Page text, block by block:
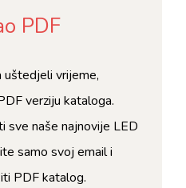
PDF
uštedjeli vrijeme,
verziju kataloga.
sve naše najnovije LED
samo svoj email i
PDF katalog.